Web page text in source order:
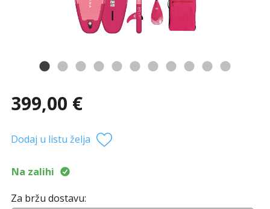
399,00 €
Dodaj u listu želja
Na zalihi
Za bržu dostavu: